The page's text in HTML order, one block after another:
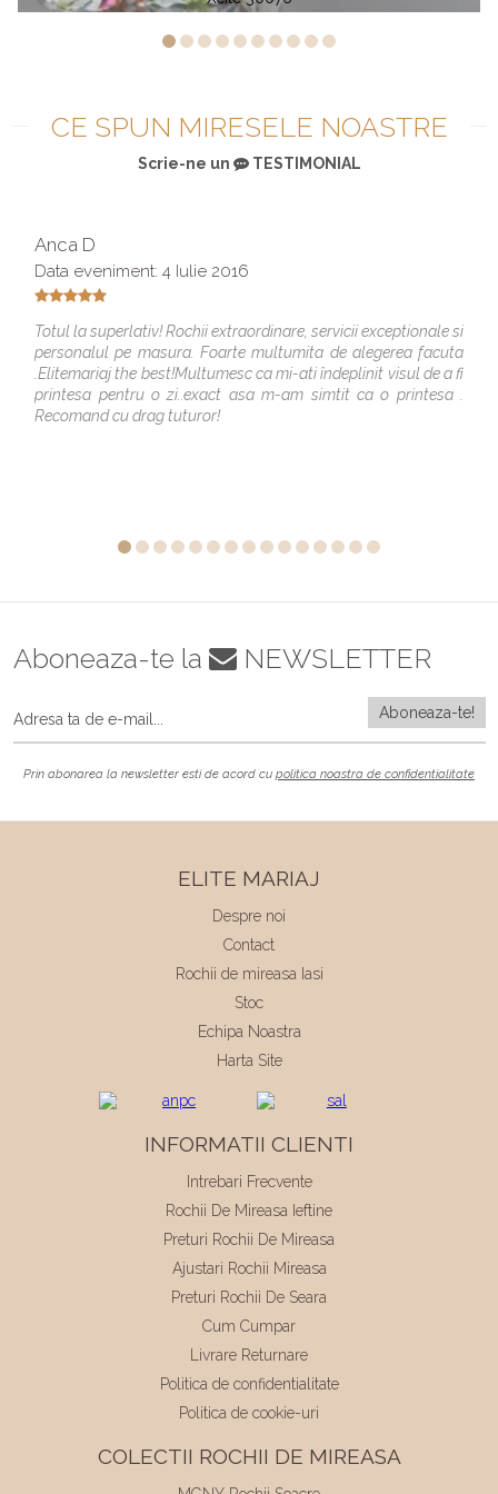
CE SPUN MIRESELE NOASTRE
Scrie-ne un TESTIMONIAL
Anca D
Data eveniment: 4 Iulie 2016
Totul la superlativ! Rochii extraordinare, servicii exceptionale si
personalul pe masura. Foarte multumita de alegerea facuta
.Elitemariaj the best!Multumesc ca mi-ati îndeplinit visul de a fi
printesa pentru o zi..exact asa m-am simtit ca o printesa .
Recomand cu drag tuturor!
Aboneaza-te la NEWSLETTER
Prin abonarea la newsletter esti de acord cu politica noastra de confidentialitate
ELITE MARIAJ
Despre noi
Contact
Rochii de mireasa Iasi
Stoc
Echipa Noastra
Harta Site
INFORMATII CLIENTI
Intrebari Frecvente
Rochii De Mireasa Ieftine
Preturi Rochii De Mireasa
Ajustari Rochii Mireasa
Preturi Rochii De Seara
Cum Cumpar
Livrare Returnare
Politica de confidentialitate
Politica de cookie-uri
COLECTII ROCHII DE MIREASA